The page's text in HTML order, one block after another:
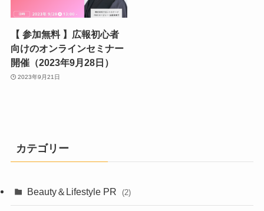
【 参加無料 】広報初心者
向けのオンラインセミナー
開催（2023年9月28日）
2023年9月21日
カテゴリー
Beauty＆Lifestyle PR (2)